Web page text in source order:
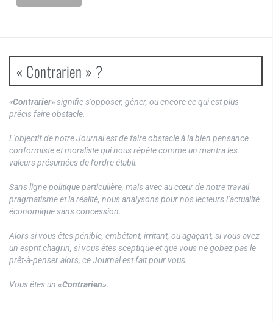
« Contrarien » ?
«Contrarier» signifie s’opposer, gêner, ou encore ce qui est plus
précis faire obstacle.
L’objectif de notre Journal est de faire obstacle à la bien pensance
conformiste et moraliste qui nous répète comme un mantra les
valeurs présumées de l’ordre établi.
Sans ligne politique particulière, mais avec au cœur de notre travail
pragmatisme et la réalité, nous analysons pour nos lecteurs l’actualité
économique sans concession.
Alors si vous êtes pénible, embêtant, irritant, ou agaçant, si vous avez
un esprit chagrin, si vous êtes sceptique et que vous ne gobez pas le
prêt-à-penser alors, ce Journal est fait pour vous.
Vous êtes un «Contrarien».